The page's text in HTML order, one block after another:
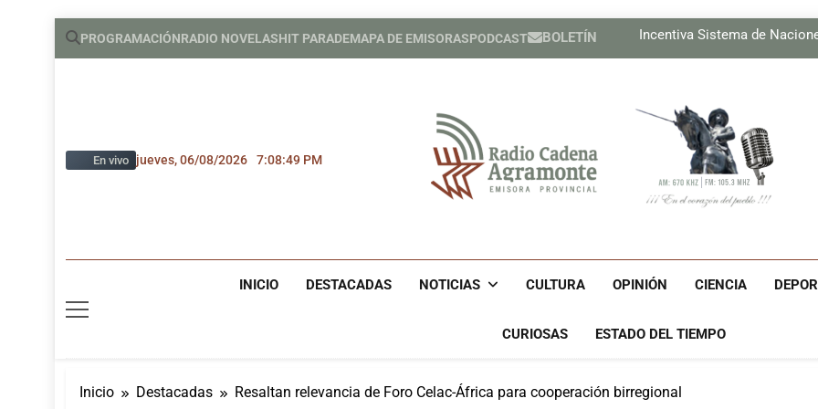
Saltar
PROGRAMACIÓNRADIO NOVELASHIT PARADEMAPA DE EMISORASPODCAST BOLETÍN
Incentiva Sistema de
Incentiva Sistema de
Tres cubanos ya
En vivo jueves, 06/08/2026 7:08:50 PM
Radio Cadena
INICIO DESTACADAS NOTICIAS CULTURA OPINIÓN CIENCIA
CURIOSAS ESTADO DEL TIEMPO
Inicio Destacadas Resaltan relevancia de Foro Celac-África para cooperación birregional